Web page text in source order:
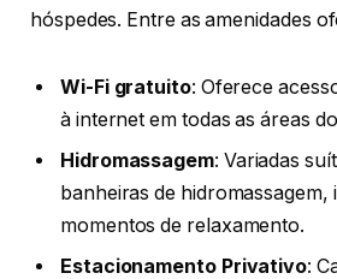
hóspedes. Entre as amenidades
Wi-Fi gratuito: Oferece
à internet em todas as áreas
Hidromassagem: Variadas
banheiras de hidromassagem,
momentos de relaxamento.
Estacionamento Privativo: